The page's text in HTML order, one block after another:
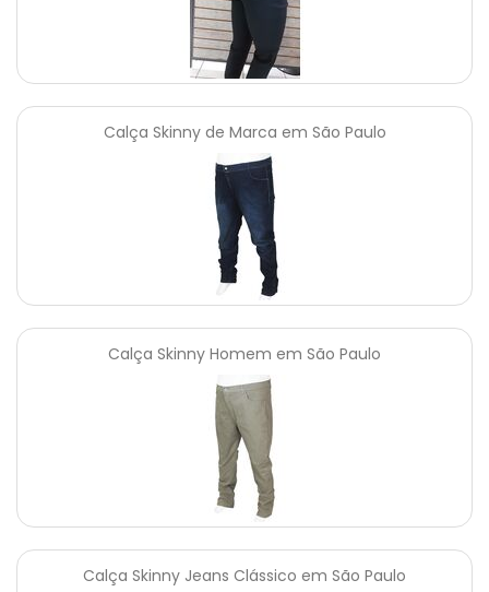
Calça Skinny de Marca em São Paulo
Calça Skinny Homem em São Paulo
Calça Skinny Jeans Clássico em São Paulo